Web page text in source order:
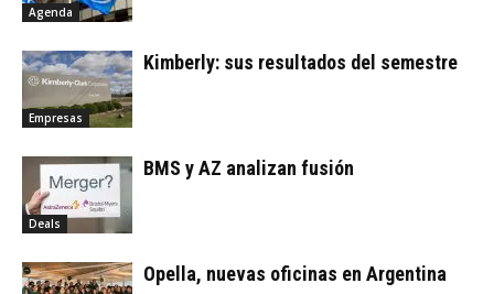
Agenda
Empresas
Kimberly: sus resultados del semestre
Deals
BMS y AZ analizan fusión
Opella, nuevas oficinas en Argentina